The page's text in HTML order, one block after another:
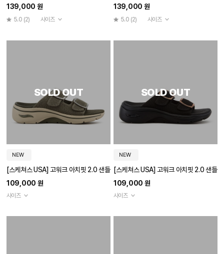
139,000 원
5.0 (2) 사이즈
139,000 원
5.0 (2) 사이즈
SOLD OUT
NEW
[스케쳐스 USA] 고워크 아치핏 2.0 샌들
109,000 원
사이즈
SOLD OUT
NEW
[스케쳐스 USA] 고워크 아치핏 2.0 샌들
109,000 원
사이즈